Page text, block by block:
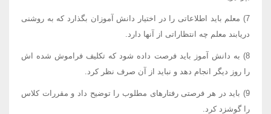
7) معلم باید اطلاعاتی را در اختیار دانش آموزان بگذارد که به روشنی
دریابند معلم چه انتظاراتی از آنها دارد.
8) به دانش آموز باید فرصت داده شود که تکلیف فراموش شده اش
را روز دیگر انجام دهد و نباید از آن صرف نظر کرد.
9) باید در هر فرصتی رفتارهای مطلوب را توضیح داد و مقررات کلاس
را گوشزد کرد.